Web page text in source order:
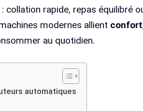
: collation rapide, repas équilibré
modernes allient
au quotidien.
automatiques